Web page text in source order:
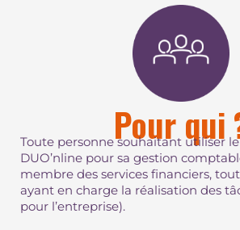
Pour qui
Toute personne souhaitant utiliser
DUO’nline pour sa gestion
membre des services financiers,
ayant en charge la réalisation des
pour l’entreprise).